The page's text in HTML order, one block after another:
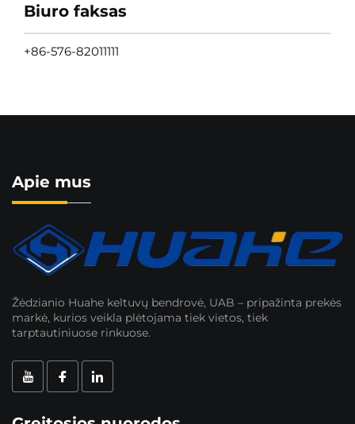
Biuro faksas
+86-576-82011111
Apie mus
Žėdzianio Huahe keltuvų bendrovė, UAB – pripažinta prekės
markė, kurios veikla plėtojama tiek vietos, tiek
tarptautiniuose rinkuose.